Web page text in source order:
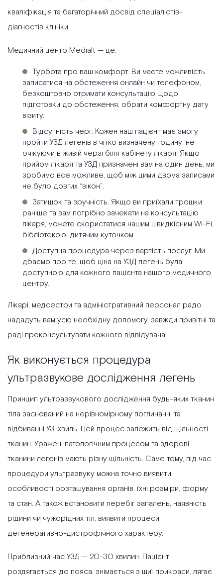
кваліфікація та багаторічний досвід спеціалістів-
діагностів клініки.
Медичний центр Medialt — це:
Турбота про ваш комфорт. Ви маєте можливість
записатися на обстеження онлайн чи телефоном,
безкоштовно отримати консультацію щодо
підготовки до обстеження, обрати комфортну дату
візиту.
Відсутність черг. Кожен наш пацієнт має змогу
пройти УЗД легенів в чітко визначену годину: не
очікуючи в живій черзі біля кабінету лікаря. Якщо
прийом лікаря та УЗД призначені вам на один день, ми
зробимо все можливе, щоб між цими двома записами
не було довгих “вікон”.
Затишок та зручність. Якщо ви приїхали трошки
раніше та вам потрібно зачекати на консультацію
лікаря, можете скористатися нашим швидкісним Wi-Fi,
бібліотекою, дитячим куточком.
Доступна процедура через вартість послуг. Ми
дбаємо про те, щоб ціна на УЗД легень була
доступною для кожного пацієнта нашого медичного
центру.
Лікарі, медсестри та адміністративний персонал радо
нададуть вам усю необхідну допомогу, завжди привітні та
раді проконсультувати кожного відвідувача.
Як виконується процедура
ультразвукове дослідження легень
Принцип ультразвукового дослідження будь-яких тканин
тіла заснований на нерівномірному поглинанні та
відбиванні УЗ-хвиль. Цей процес залежить від щільності
тканин. Уражені патологічним процесом та здорові
тканини легенів мають різну щільність. Саме тому, під час
процедури ультразвуку можна точно виявити
особливості розташування органів, їхні розміри, форму
та стан. А також встановити перебіг запалень, наявність
рідини чи чужорідних тіл, виявити процеси
дегенеративно-дистрофічного характеру.
Приблизний час УЗД — 20-30 хвилин. Пацієнт
роздягається до пояса, знімається з шиї прикраси, лягає